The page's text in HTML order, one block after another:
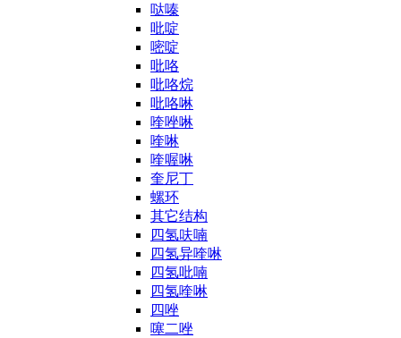
哒嗪
吡啶
嘧啶
吡咯
吡咯烷
吡咯啉
喹唑啉
喹啉
喹喔啉
奎尼丁
螺环
其它结构
四氢呋喃
四氢异喹啉
四氢吡喃
四氢喹啉
四唑
噻二唑